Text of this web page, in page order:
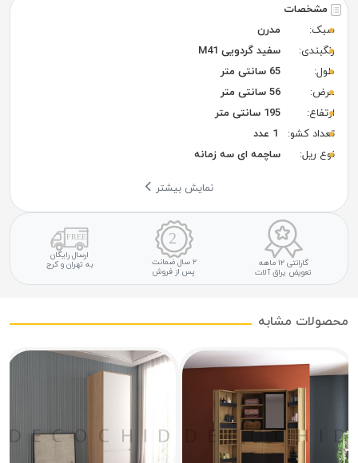
مشخصات
سبک:
مدرن
رنگبندی:
سفید گردویی M41
طول:
65 سانتی متر
عرض:
56 سانتی متر
ارتفاع:
195 سانتی متر
تعداد کشو:
1 عدد
نوع ریل:
ساچمه ای سه زمانه
نمایش بیشتر
گارانتی ۱۲ ماهه
تعویض یراق آلات
۲ سال ضمانت
پس از فروش
ارسال رایگان
به تهران و کرج
محصولات مشابه